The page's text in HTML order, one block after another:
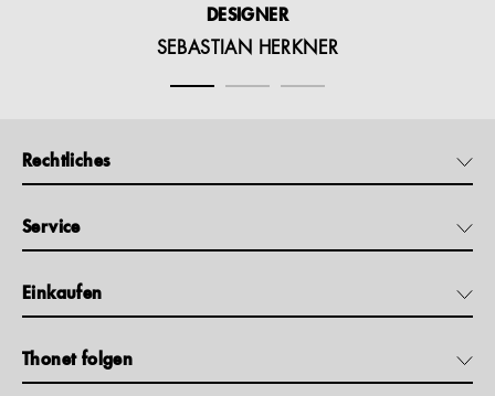
DESIGNER
SEBASTIAN HERKNER
Rechtliches
Service
Einkaufen
Thonet folgen